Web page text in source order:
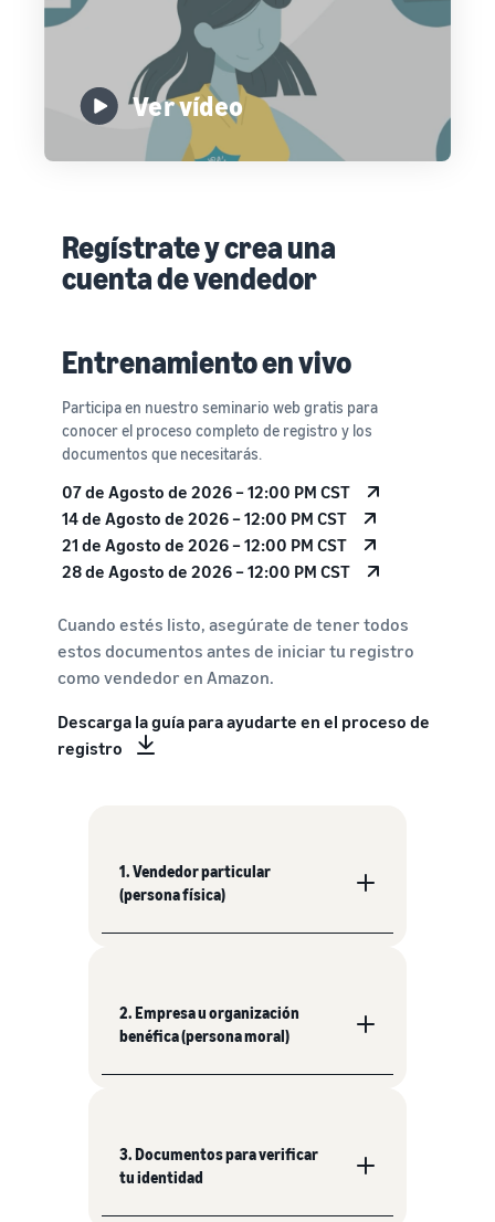
Ver vídeo
Regístrate y crea una
cuenta de vendedor
Entrenamiento en vivo
Participa en nuestro seminario web gratis para
conocer el proceso completo de registro y los
documentos que necesitarás.
07 de Agosto de 2026 – 12:00 PM CST
14 de Agosto de 2026 – 12:00 PM CST
21 de Agosto de 2026 – 12:00 PM CST
28 de Agosto de 2026 – 12:00 PM CST
Cuando estés listo, asegúrate de tener todos
estos documentos antes de iniciar tu registro
como vendedor en Amazon.
Descarga la guía para ayudarte en el proceso de
registro
1. Vendedor particular
(persona física)
2. Empresa u organización
benéfica (persona moral)
3. Documentos para verificar
tu identidad